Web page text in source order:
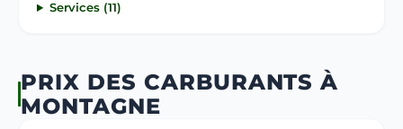
Services (11)
PRIX DES CARBURANTS À
MONTAGNE